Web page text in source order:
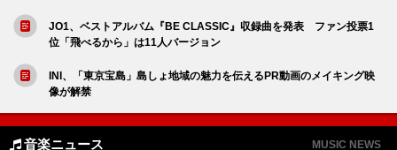
JO1、ベストアルバム『BE CLASSIC』収録曲を発表 ファン投票1
位「飛べるから」は11人バージョン
INI、「東京宝島」島しょ地域の魅力を伝えるPR動画のメイキング映
像が解禁
音楽ニュース MUSIC NEWS